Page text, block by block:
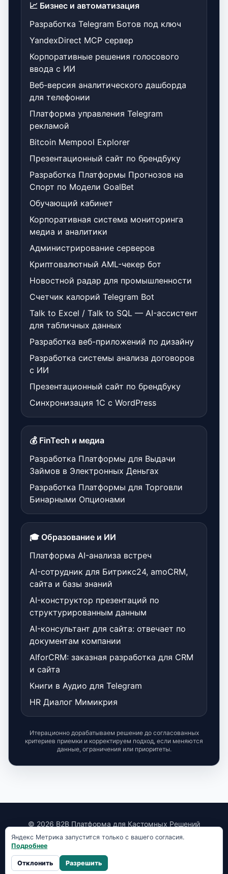
📈 Бизнес и автоматизация
Разработка Telegram Ботов под ключ
YandexDirect MCP сервер
Корпоративные решения голосового
ввода с ИИ
Веб-версия аналитического дашборда
для телефонии
Платформа управления Telegram
рекламой
Bitcoin Mempool Explorer
Презентационный сайт по брендбуку
Разработка Платформы Прогнозов на
Спорт по Модели GoalBet
Обучающий кабинет
Корпоративная система мониторинга
медиа и аналитики
Администрирование серверов
Криптовалютный AML-чекер бот
Новостной радар для промышленности
Счетчик калорий Telegram Bot
Talk to Excel / Talk to SQL — AI-ассистент
для табличных данных
Разработка веб-приложений по дизайну
Разработка системы анализа договоров
с ИИ
Презентационный сайт по брендбуку
Синхронизация 1С с WordPress
💰 FinTech и медиа
Разработка Платформы для Выдачи
Займов в Электронных Деньгах
Разработка Платформы для Торговли
Бинарными Опционами
🎓 Образование и ИИ
Платформа AI-анализа встреч
AI-сотрудник для Битрикс24, amoCRM,
сайта и базы знаний
AI-конструктор презентаций по
структурированным данным
AI-консультант для сайта: отвечает по
документам компании
AIforCRM: заказная разработка для CRM
и сайта
Книги в Аудио для Telegram
HR Диалог Мимикрия
Итерационно дорабатываем решение до согласованных
критериев приемки и корректируем подход, если меняются
данные, ограничения или приоритеты.
© 2026 B2B Платформа для Кастомных Решений
📧 Email:mail@habab.ru📱 Telegram: @onoutnoxon
ИНН: 250815644526
📜Публичная оферта
Яндекс Метрика запустится только с вашего согласия.
Подробнее
Отклонить Разрешить